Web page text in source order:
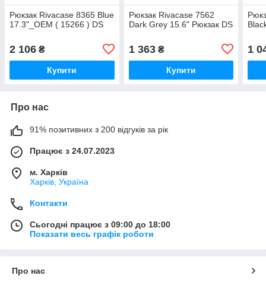
Рюкзак Rivacase 8365 Blue
17.3"_OEM ( 15266 ) DS
2 106 ₴
Купити
Рюкзак Rivacase 7562
Dark Grey 15.6" Рюкзак DS
1 363₴
Купити
1
Про нас
91% позитивних з 200 відгуків за рік
Працює з 24.07.2023
м. Харків
Харків, Україна
Контакти
Сьогодні працює з 09:00 до 18:00
Показати весь графік роботи
Про нас